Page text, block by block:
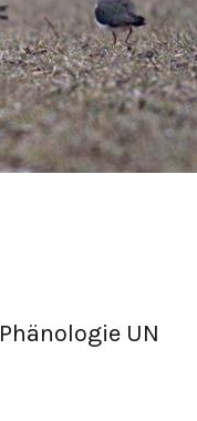
Phänologie UN